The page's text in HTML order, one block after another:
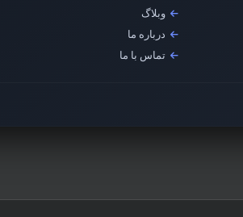
وبلاگ
درباره ما
تماس با ما